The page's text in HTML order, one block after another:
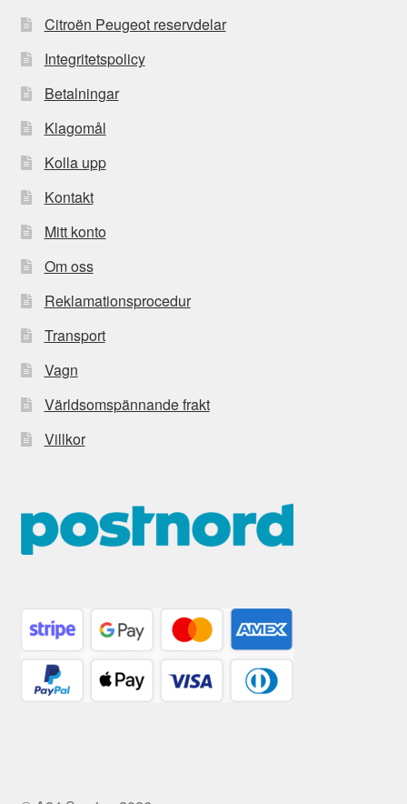
Citroën Peugeot reservdelar
Integritetspolicy
Betalningar
Klagomål
Kolla upp
Kontakt
Mitt konto
Om oss
Reklamationsprocedur
Transport
Vagn
Världsomspännande frakt
Villkor